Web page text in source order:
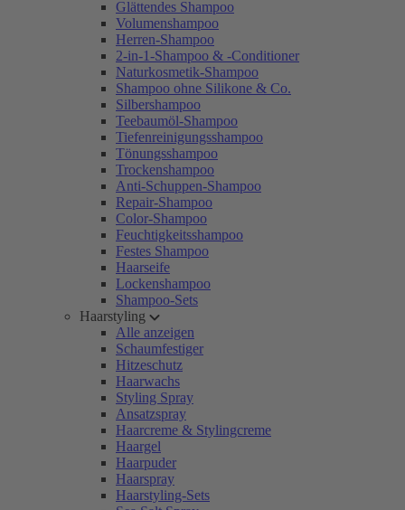
Glättendes Shampoo
Volumenshampoo
Herren-Shampoo
2-in-1-Shampoo & -Conditioner
Naturkosmetik-Shampoo
Shampoo ohne Silikone & Co.
Silbershampoo
Teebaumöl-Shampoo
Tiefenreinigungsshampoo
Tönungsshampoo
Trockenshampoo
Anti-Schuppen-Shampoo
Repair-Shampoo
Color-Shampoo
Feuchtigkeitsshampoo
Festes Shampoo
Haarseife
Lockenshampoo
Shampoo-Sets
Haarstyling
Alle anzeigen
Schaumfestiger
Hitzeschutz
Haarwachs
Styling Spray
Ansatzspray
Haarcreme & Stylingcreme
Haargel
Haarpuder
Haarspray
Haarstyling-Sets